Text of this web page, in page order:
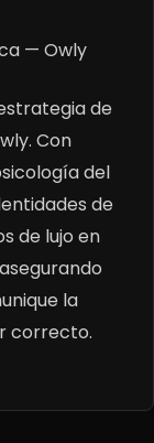
— Owly
de
Con
del
de
de lujo en
la
correcto.